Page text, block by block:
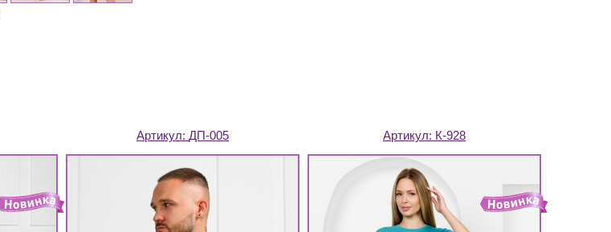
Артикул: ДП-005 Артикул: К-928